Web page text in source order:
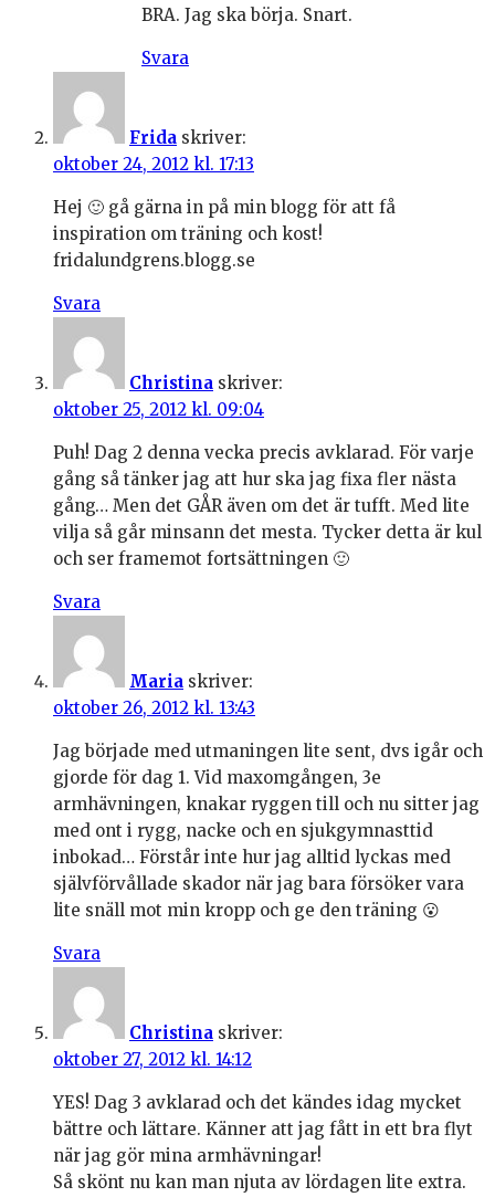
BRA. Jag ska börja. Snart.
Svara
Frida skriver:
oktober 24, 2012 kl. 17:13
Hej 🙂 gå gärna in på min blogg för att få
inspiration om träning och kost!
fridalundgrens.blogg.se
Svara
Christina skriver:
oktober 25, 2012 kl. 09:04
Puh! Dag 2 denna vecka precis avklarad. För varje
gång så tänker jag att hur ska jag fixa fler nästa
gång… Men det GÅR även om det är tufft. Med lite
vilja så går minsann det mesta. Tycker detta är kul
och ser framemot fortsättningen 🙂
Svara
Maria skriver:
oktober 26, 2012 kl. 13:43
Jag började med utmaningen lite sent, dvs igår och
gjorde för dag 1. Vid maxomgången, 3e
armhävningen, knakar ryggen till och nu sitter jag
med ont i rygg, nacke och en sjukgymnasttid
inbokad… Förstår inte hur jag alltid lyckas med
självförvållade skador när jag bara försöker vara
lite snäll mot min kropp och ge den träning 😮
Svara
Christina skriver:
oktober 27, 2012 kl. 14:12
YES! Dag 3 avklarad och det kändes idag mycket
bättre och lättare. Känner att jag fått in ett bra flyt
när jag gör mina armhävningar!
Så skönt nu kan man njuta av lördagen lite extra.